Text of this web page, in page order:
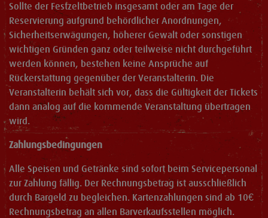
Sollte der Festzeltbetrieb insgesamt oder am Tage der
Reservierung aufgrund behördlicher Anordnungen,
Sicherheitserwägungen, höherer Gewalt oder sonstigen
wichtigen Gründen ganz oder teilweise nicht durchgeführt
werden können, bestehen keine Ansprüche auf
Rückerstattung gegenüber der Veranstalterin. Die
Veranstalterin behält sich vor, dass die Gültigkeit der Tickets
dann analog auf die kommende Veranstaltung übertragen
wird.
Zahlungsbedingungen
Alle Speisen und Getränke sind sofort beim Servicepersonal
zur Zahlung fällig. Der Rechnungsbetrag ist ausschließlich
durch Bargeld zu begleichen. Kartenzahlungen sind ab 10€
Rechnungsbetrag an allen Barverkaufsstellen möglich.